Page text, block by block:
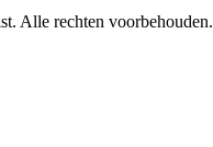
Alle rechten voorbehouden.